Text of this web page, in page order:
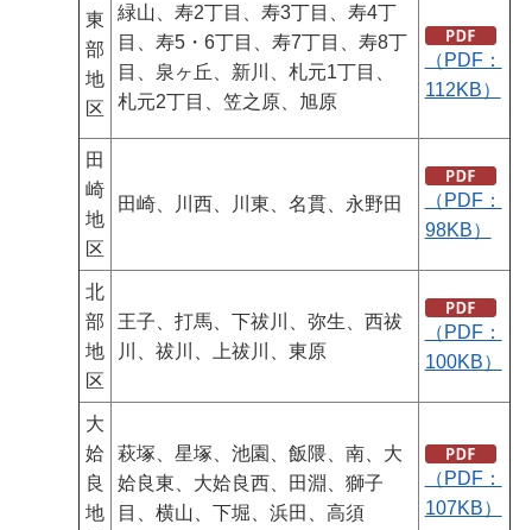
東
部
地
区
緑山、寿2丁目、寿3丁目、寿4丁
目、寿5・6丁目、寿7丁目、寿8丁
目、泉ヶ丘、新川、札元1丁目、
札元2丁目、笠之原、旭原
（PDF：
112KB）
田
崎
地
区
田崎、川西、川東、名貫、永野田
（PDF：
98KB）
北
部
地
区
王子、打馬、下祓川、弥生、西祓
川、祓川、上祓川、東原
（PDF：
100KB）
大
姶
良
地
萩塚、星塚、池園、飯隈、南、大
姶良東、大姶良西、田淵、獅子
目、横山、下堀、浜田、高須
（PDF：
107KB）